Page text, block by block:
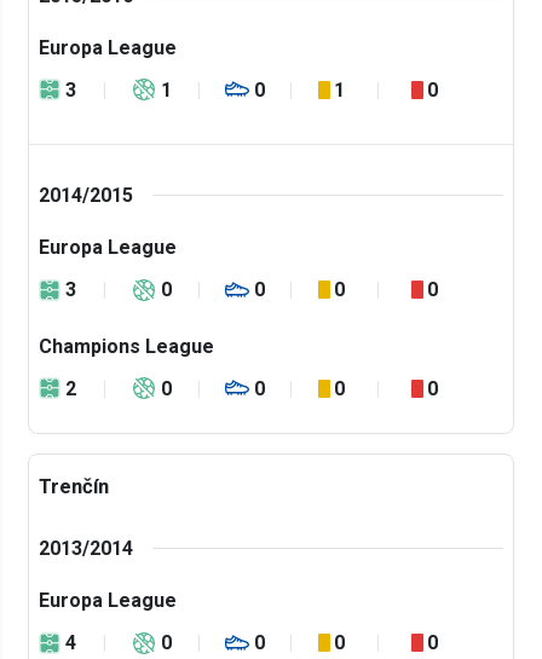
Europa League
3
1 0 1 0
2014/2015
Europa League
3
0 0 0 0
Champions League
2
0 0 0 0
Trenčín
2013/2014
Europa League
4
0 0 0 0